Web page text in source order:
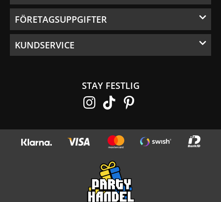
FÖRETAGSUPPGIFTER
KUNDSERVICE
STAY FESTLIG